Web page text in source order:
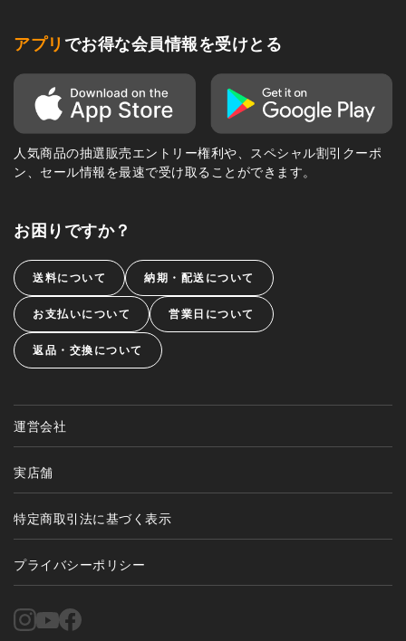
アプリ でお得な会員情報を受けとる
人気商品の抽選販売エントリー権利や、スペシャル割引クーポ
ン、セール情報を最速で受け取ることができます。
お困りですか？
送料について 納期・配送について
お支払いについて 営業日について
返品・交換について
運営会社
実店舗
特定商取引法に基づく表示
プライバシーポリシー